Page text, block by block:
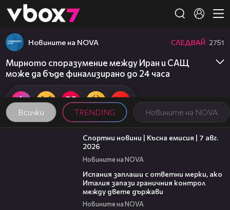
👾
Всички TRENDING Новините на NOVA
Новините на NOVA СЛЕДВАЙ 2751
Мирното споразумение между Иран и САЩ
може да бъде финализирано до 24 часа
03:46
Спортни новини | Късна емисия | 7 авг.
2026
Новините на NOVA
Испания заплаши с ответни мерки, ако
Италия запази граничния контрол
между двете държави
Новините на NOVA